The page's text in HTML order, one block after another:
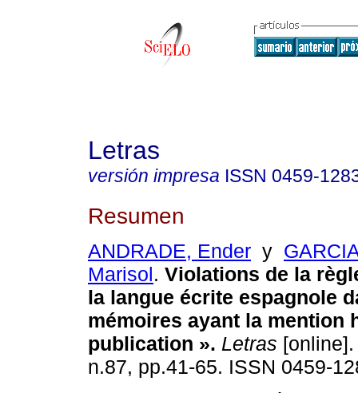
Letras
versión impresa ISSN 0459-
Resumen
ANDRADE, Ender y
Marisol. Violations de la
la langue écrite espagnole
mémoires ayant la mention
publication ». Letras
n.87, pp.41-65. ISSN 0459-